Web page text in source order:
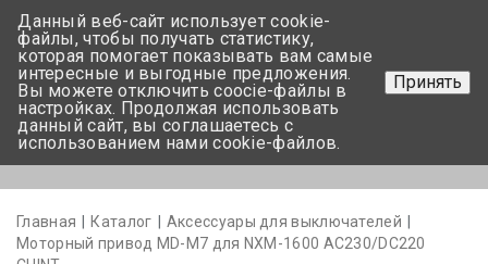
+375 17-350-99-56
+375 44-752-82-08
Задать вопрос
Главная Каталог
Аксессуары для выключателей
Моторный привод MD-M7 для NXM-1600 АС230/DC220
Данный веб-сайт использует cookie-
файлы, чтобы получать статистику,
которая помогает показывать вам самые
интересные и выгодные предложения.
Вы можете отключить coocie-файлы в
настройках. Продолжая использовать
данный сайт, вы соглашаетесь с
использованием нами cookie-файлов.
Принять